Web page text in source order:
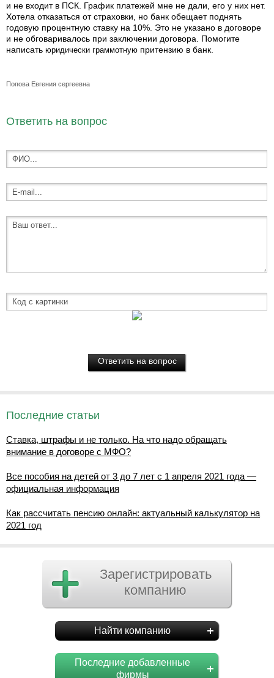
и не входит в ПСК. График платежей мне не дали, его у них нет.
Хотела отказаться от страховки, но банк обещает поднять
годовую процентную ставку на 10%. Это не указано в договоре
и не обговаривалось при заключении договора. Помогите
написать юридически граммотную притензию в банк.
Попова Евгения сергеевна
Ответить на вопрос
Последние статьи
Ставка, штрафы и не только. На что надо обращать
внимание в договоре с МФО?
Все пособия на детей от 3 до 7 лет с 1 апреля 2021 года —
официальная информация
Как рассчитать пенсию онлайн: актуальный калькулятор на
2021 год
Зарегистрировать
компанию
Найти компанию
Последние добавленные
фирмы